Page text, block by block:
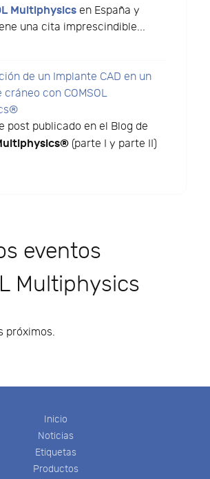
Multiphysics en España y
una cita imprescindible...
de un Implante CAD en un
cráneo con COMSOL
post publicado en el Blog de
(parte I y parte II)
eventos
Multiphysics
próximos.
Inicio
Noticias
Etiquetas
Productos